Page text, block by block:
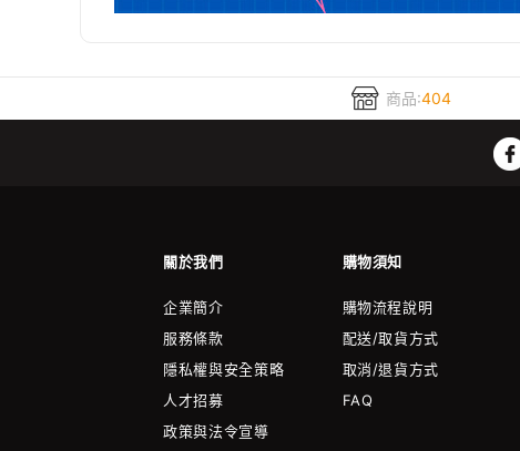
商品:404
關於我們 購物須知
企業簡介
服務條款
隱私權與安全策略
人才招募
政策與法令宣導
購物流程說明
配送/取貨方式
取消/退貨方式
FAQ